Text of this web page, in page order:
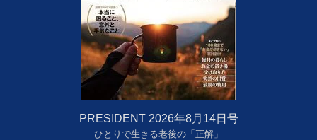
PRESIDENT 2026年8月14日号
ひとりで生きる老後の「正解」